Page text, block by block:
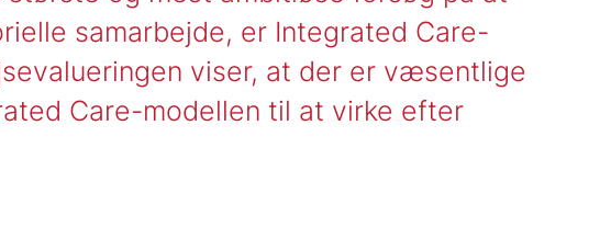
samarbejde, er Integrated Care-
viser, at der er væsentlige
Care-modellen til at virke efter